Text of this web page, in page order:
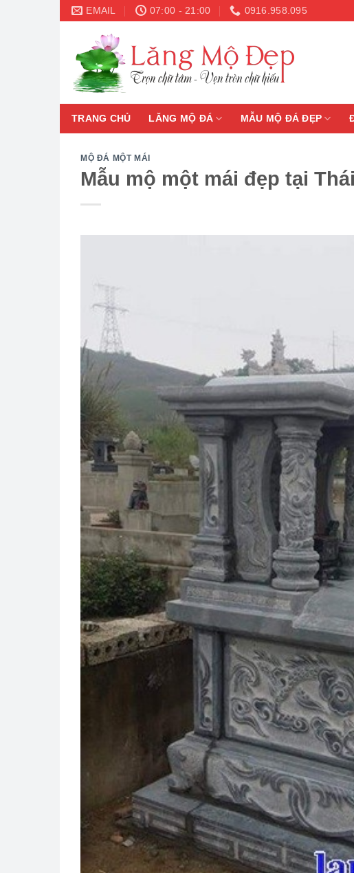
Skip
content
EMAIL 07:00 - 21:00 0916.958.095
TRANG CHỦ LĂNG MỘ ĐÁ MẪU MỘ ĐÁ ĐẸP
MỘ ĐÁ MỘT MÁI
Mẫu mộ một mái đẹp tại